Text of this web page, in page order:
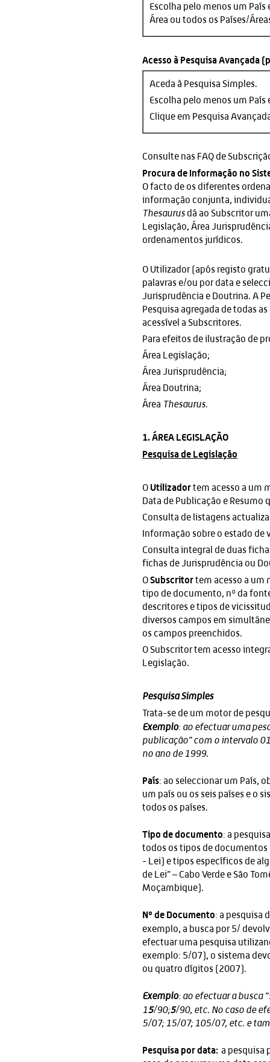
Escolha pelo menos um
Área ou todos os Países/
Acesso à Pesquisa Avançada
Aceda à Pesquisa Simples.
Escolha pelo menos um País
Clique em Pesquisa
Consulte nas FAQ de
Procura de Informação no
O facto de os diferentes
informação conjunta,
Thesaurus dá ao Subscritor
Legislação, Área
ordenamentos jurídicos.
O Utilizador (após registo
palavras e/ou por data e
Jurisprudência e Doutrina. A
Pesquisa agregada de todas
acessível a Subscritores.
Para efeitos de ilustração de
Área Legislação;
Área Jurisprudência;
Área Doutrina;
Área Thesaurus.
1. ÁREA LEGISLAÇÃO
Pesquisa de Legislação
O Utilizadortem acesso a um
Data de Publicação e Resumo
Consulta de listagens
Informação sobre o estado de
Consulta integral de duas
fichas de Jurisprudência ou
OSubscritortem acesso a um
tipo de documento, nº da
descritores e tipos de
diversos campos em
os campos preenchidos.
O Subscritor tem acesso
Legislação.
Pesquisa Simples
Trata-se de um motor de
Exemplo: ao efectuar uma
publicação” com o intervalo
no ano de 1999.
País: ao seleccionar um País,
um país ou os seis países e o
todos os países.
Tipo de documento: a
todos os tipos de
- Lei) e tipos específicos de
de Lei” – Cabo Verde e São
Moçambique).
Nº de Documento: a pesquisa
exemplo, a busca por 5/
efectuar uma pesquisa
exemplo: 5/07), o sistema
ou quatro dígitos (2007).
Exemplo: ao efectuar a busca
15/90;5/90, etc. No caso de
5/07; 15/07; 105/07, etc. e
Pesquisa por data: a pesquisa